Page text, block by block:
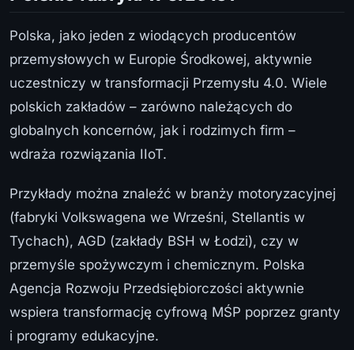
Polska, jako jeden z wiodących producentów
przemysłowych w Europie Środkowej, aktywnie
uczestniczy w transformacji Przemysłu 4.0. Wiele
polskich zakładów – zarówno należących do
globalnych koncernów, jak i rodzimych firm –
wdraża rozwiązania IIoT.
Przykłady można znaleźć w branży motoryzacyjnej
(fabryki Volkswagena we Wrześni, Stellantis w
Tychach), AGD (zakłady BSH w Łodzi), czy w
przemyśle spożywczym i chemicznym. Polska
Agencja Rozwoju Przedsiębiorczości aktywnie
wspiera transformację cyfrową MŚP poprzez granty
i programy edukacyjne.